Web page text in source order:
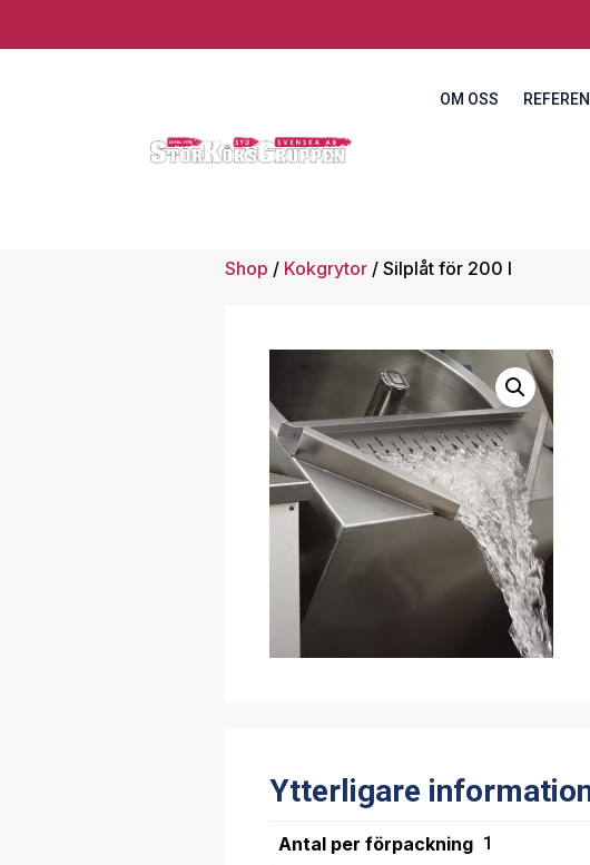
OM OSS
Shop / Kokgrytor/ Silplåt för 200 l
Ytterligare
Antal per förpackning 1